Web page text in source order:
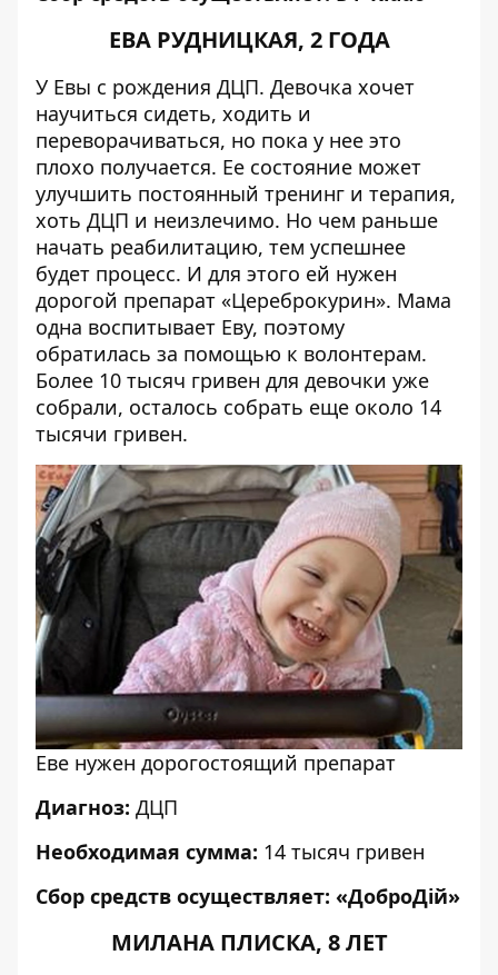
ЕВА РУДНИЦКАЯ, 2 ГОДА
У Евы с рождения ДЦП. Девочка хочет
научиться сидеть, ходить и
переворачиваться, но пока у нее это
плохо получается. Ее состояние может
улучшить постоянный тренинг и терапия,
хоть ДЦП и неизлечимо. Но чем раньше
начать реабилитацию, тем успешнее
будет процесс. И для этого ей нужен
дорогой препарат «Цереброкурин». Мама
одна воспитывает Еву, поэтому
обратилась за помощью к волонтерам.
Более 10 тысяч гривен для девочки уже
собрали, осталось собрать еще около 14
тысячи гривен.
Еве нужен дорогостоящий препарат
Диагноз: ДЦП
Необходимая сумма: 14 тысяч гривен
Сбор средств осуществляет: «ДоброДій»
МИЛАНА ПЛИСКА, 8 ЛЕТ